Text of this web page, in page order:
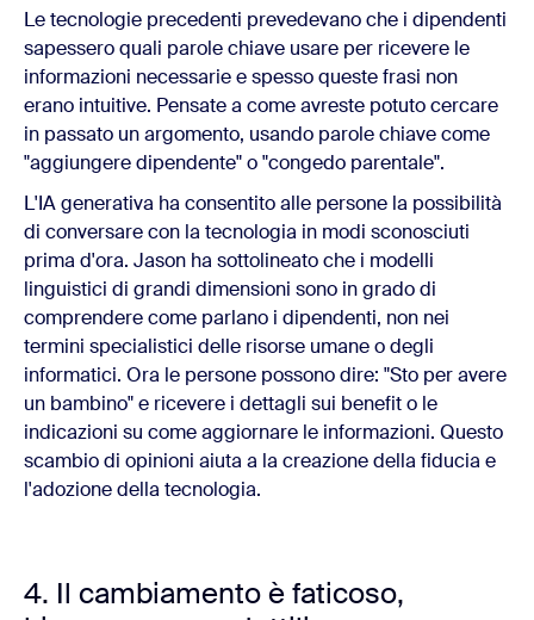
Le tecnologie precedenti prevedevano che i dipendenti
sapessero quali parole chiave usare per ricevere le
informazioni necessarie e spesso queste frasi non
erano intuitive. Pensate a come avreste potuto cercare
in passato un argomento, usando parole chiave come
"aggiungere dipendente" o "congedo parentale".
L'IA generativa ha consentito alle persone la possibilità
di conversare con la tecnologia in modi sconosciuti
prima d'ora. Jason ha sottolineato che i modelli
linguistici di grandi dimensioni sono in grado di
comprendere come parlano i dipendenti, non nei
termini specialistici delle risorse umane o degli
informatici. Ora le persone possono dire: "Sto per avere
un bambino" e ricevere i dettagli sui benefit o le
indicazioni su come aggiornare le informazioni. Questo
scambio di opinioni aiuta a la creazione della fiducia e
l'adozione della tecnologia.
4. Il cambiamento è faticoso,